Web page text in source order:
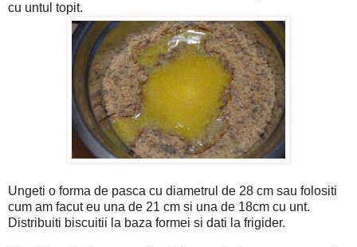
cu untul topit.
Ungeti o forma de pasca cu diametrul de 28 cm sau folositi
cum am facut eu una de 21 cm si una de 18cm cu unt.
Distribuiti biscuitii la baza formei si dati la frigider.